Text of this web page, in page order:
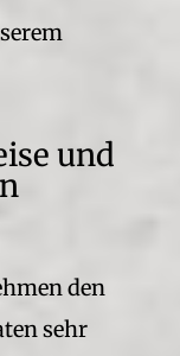
und
den
sehr